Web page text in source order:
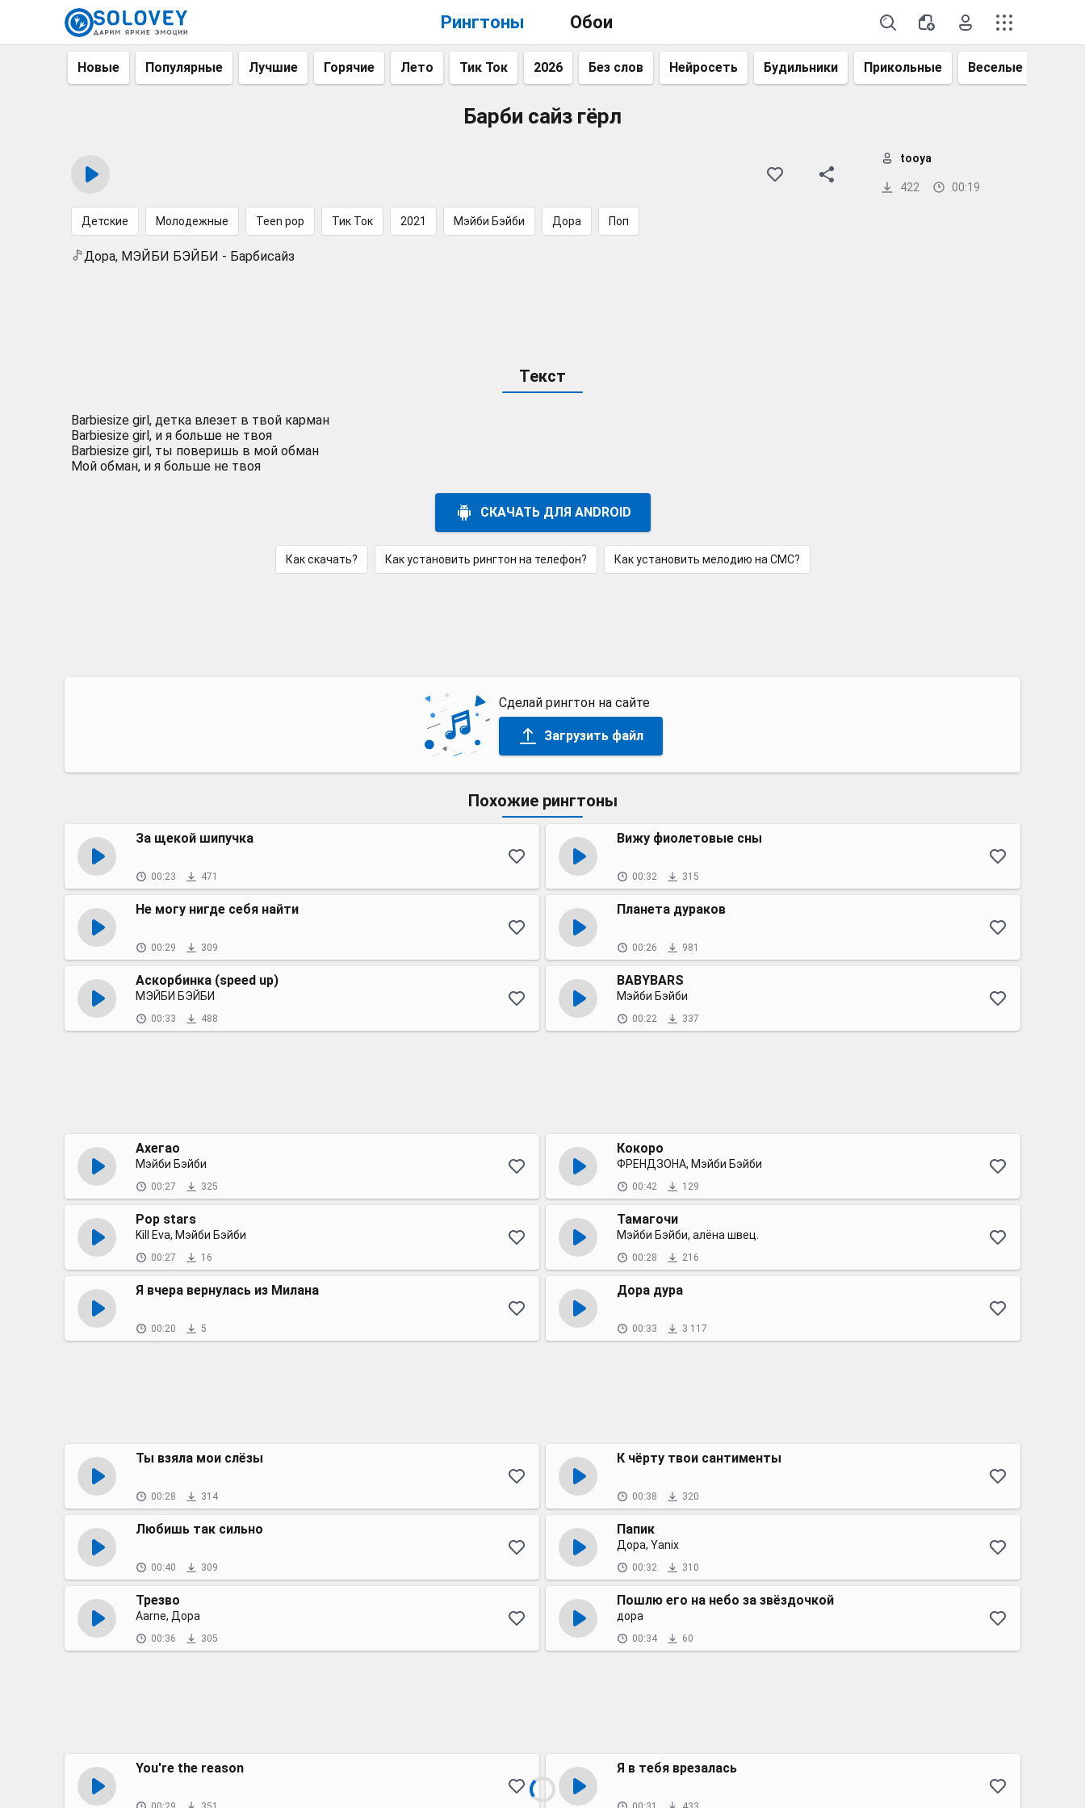
Рингтоны Обои
Новые Популярные Лучшие Горячие Лето Тик Ток 2026 Без слов Нейросеть Будильники Прикольные Веселые
Барби сайз гёрл
422 00:19
tooya
Детские Молодежные Teen pop Тик Ток 2021 Мэйби Бэйби Дора Поп
Дора, МЭЙБИ БЭЙБИ - Барбисайз
Текст
Barbiesize girl, детка влезет в твой карман
Barbiesize girl, и я больше не твоя
Barbiesize girl, ты поверишь в мой обман
Мой обман, и я больше не твоя
СКАЧАТЬ ДЛЯ ANDROID
Как скачать? Как установить рингтон на телефон? Как установить мелодию на СМС?
Сделай рингтон на сайте
Загрузить файл
Похожие рингтоны
За щекой шипучка
00:23 471
Вижу фиолетовые сны
00:32 315
Не могу нигде себя найти
00:29 309
Планета дураков
00:26 981
Аскорбинка (speed up)
МЭЙБИ БЭЙБИ
00:33 488
BABYBARS
Мэйби Бэйби
00:22 337
Ахегао
Мэйби Бэйби
00:27 325
Кокоро
ФРЕНДЗОНА, Мэйби Бэйби
00:42 129
Pop stars
Kill Eva, Мэйби Бэйби
00:27 16
Тамагочи
Мэйби Бэйби, алёна швец.
00:28 216
Я вчера вернулась из Милана
00:20 5
Дора дура
00:33 3 117
Ты взяла мои слёзы
00:28 314
К чёрту твои сантименты
00:38 320
Любишь так сильно
00:40 309
Папик
Дора, Yanix
00:32 310
Трезво
Aarne, Дора
00:36 305
Пошлю его на небо за звёздочкой
дора
00:34 60
You're the reason Я в тебя врезалась